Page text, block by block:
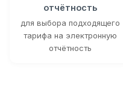
отчётность
для выбора подходящего
тарифа на электронную
отчётность